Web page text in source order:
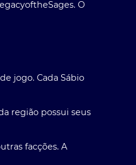
. O
jogo. Cada Sábio
região possui seus
facções. A